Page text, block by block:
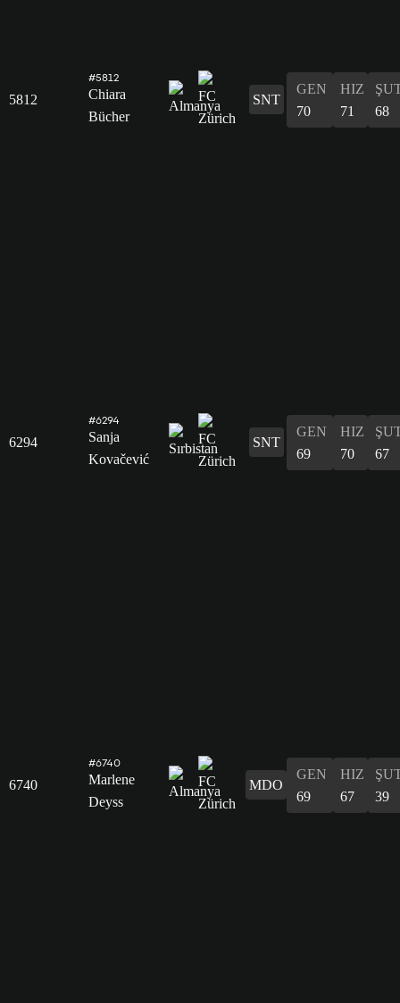
5812
#5812
Chiara
Bücher
SNT
GEN
70
HIZ
71
68
6294
#6294
Sanja
Kovačević
SNT
GEN
69
HIZ
70
67
6740
#6740
Marlene
Deyss
MDO
GEN
69
HIZ
67
39